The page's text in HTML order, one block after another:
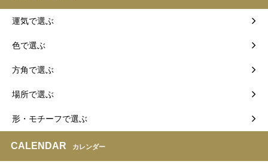
運気で選ぶ
色で選ぶ
方角で選ぶ
場所で選ぶ
形・モチーフで選ぶ
CALENDAR カレンダー